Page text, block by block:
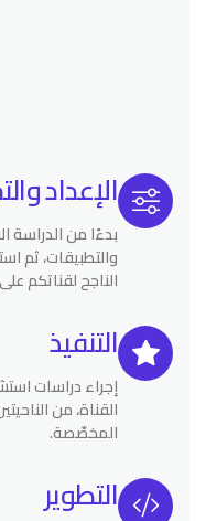
الإعداد
بدءًا من الدراسة
والتطبيقات، ثم
الناجح لقناتكم
التنفيذ
إجراء دراسات
القناة، من
المخصّصة.
التطوير